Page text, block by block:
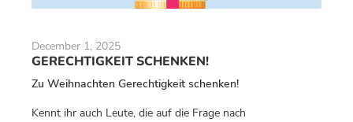
December 1, 2025
GERECHTIGKEIT SCHENKEN!
Zu Weihnachten Gerechtigkeit schenken!
Kennt ihr auch Leute, die auf die Frage nach